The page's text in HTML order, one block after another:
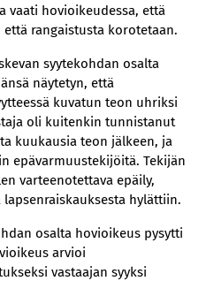
vaati hovioikeudessa, että
että rangaistusta korotetaan.
syytekohdan osalta
näytetyn, että
kuvatun teon uhriksi
oli kuitenkin tunnistanut
kuukausia teon jälkeen, ja
epävarmuustekijöitä. Tekijän
varteenotettava epäily,
hylättiin.
osalta hovioikeus pysytti
arvioi
vastaajan syyksi